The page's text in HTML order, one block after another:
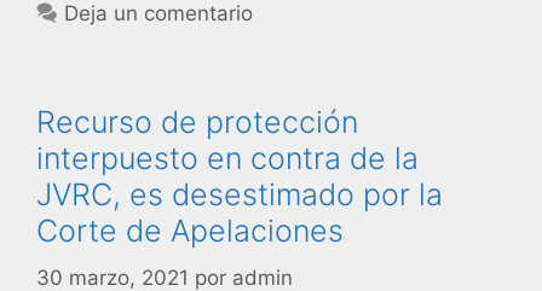
Deja un comentario
Recurso de protección
interpuesto en contra de la
JVRC, es desestimado por la
Corte de Apelaciones
30 marzo, 2021 por admin